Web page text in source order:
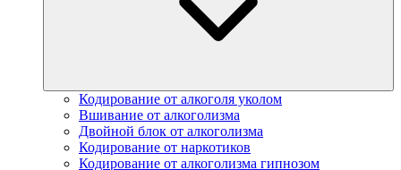
Кодирование от алкоголя уколом
Вшивание от алкоголизма
Двойной блок от алкоголизма
Кодирование от наркотиков
Кодирование от алкоголизма гипнозом